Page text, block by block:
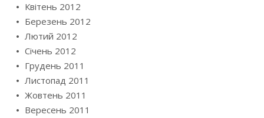
Квітень 2012
Березень 2012
Лютий 2012
Січень 2012
Грудень 2011
Листопад 2011
Жовтень 2011
Вересень 2011